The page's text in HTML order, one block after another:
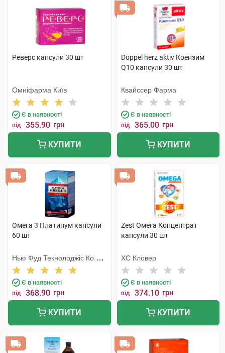
Реверс капсули 30 шт
Омніфарма Київ
Є в наявності
від 355.90 грн
КУПИТИ
Doppel herz aktiv Коензим
Q10 капсули 30 шт
Квайссер Фарма
Є в наявності
від 365.00 грн
КУПИТИ
Омега 3 Платинум капсули
60 шт
Нью Фуд Текнолоджіс Ко.
Лтд
Є в наявності
від 368.90 грн
КУПИТИ
Zest Омега Концентрат
капсули 30 шт
ХС Кловер
Є в наявності
від 374.10 грн
КУПИТИ